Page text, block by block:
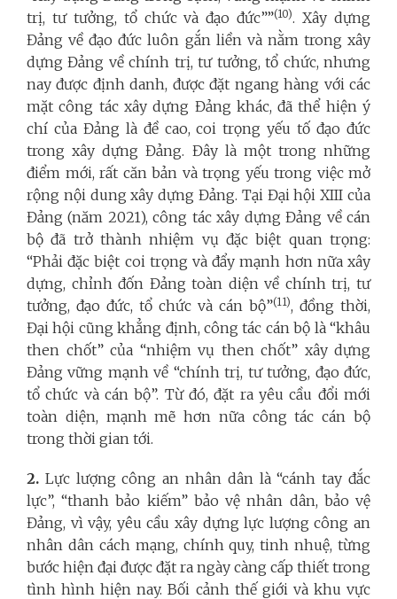
trị, tư tưởng, tổ chức và đạo đức””(10). Xây dựng
Đảng về đạo đức luôn gắn liền và nằm trong xây
dựng Đảng về chính trị, tư tưởng, tổ chức, nhưng
nay được định danh, được đặt ngang hàng với các
mặt công tác xây dựng Đảng khác, đã thể hiện ý
chí của Đảng là đề cao, coi trọng yếu tố đạo đức
trong xây dựng Đảng. Đây là một trong những
điểm mới, rất căn bản và trọng yếu trong việc mở
rộng nội dung xây dựng Đảng. Tại Đại hội XIII của
Đảng (năm 2021), công tác xây dựng Đảng về cán
bộ đã trở thành nhiệm vụ đặc biệt quan trọng:
“Phải đặc biệt coi trọng và đẩy mạnh hơn nữa xây
dựng, chỉnh đốn Đảng toàn diện về chính trị, tư
tưởng, đạo đức, tổ chức và cán bộ”(11), đồng thời,
Đại hội cũng khẳng định, công tác cán bộ là “khâu
then chốt” của “nhiệm vụ then chốt” xây dựng
Đảng vững mạnh về “chính trị, tư tưởng, đạo đức,
tổ chức và cán bộ”. Từ đó, đặt ra yêu cầu đổi mới
toàn diện, mạnh mẽ hơn nữa công tác cán bộ
trong thời gian tới.
2. Lực lượng công an nhân dân là “cánh tay đắc
lực”, “thanh bảo kiếm” bảo vệ nhân dân, bảo vệ
Đảng, vì vậy, yêu cầu xây dựng lực lượng công an
nhân dân cách mạng, chính quy, tinh nhuệ, từng
bước hiện đại được đặt ra ngày càng cấp thiết trong
tình hình hiện nay.Bối cảnh thế giới và khu vực